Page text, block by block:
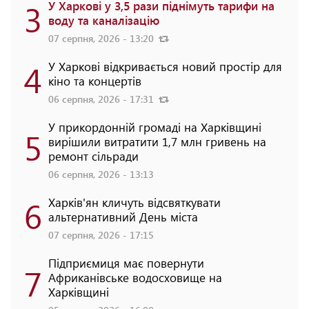
3 У Харкові у 3,5 рази піднімуть тарифи на
воду та каналізацію
07 серпня, 2026 - 13:20
4 У Харкові відкривається новий простір для
кіно та концертів
06 серпня, 2026 - 17:31
5 У прикордонній громаді на Харківщині
вирішили витратити 1,7 млн гривень на
ремонт сільради
06 серпня, 2026 - 13:13
6 Харків'ян кличуть відсвяткувати
альтернативний День міста
07 серпня, 2026 - 17:15
7 Підприємиця має повернути
Африканівське водосховище на
Харківщині